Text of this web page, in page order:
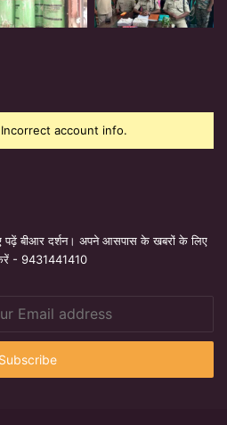
account info.
पढ़ें बीआर दर्शन। अपने आसपास के खबरों के लिए
- 9431441410